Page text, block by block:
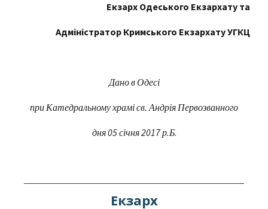
Екзарх Одеського Екзархату та
Адміністратор Кримського Екзархату УГКЦ
Дано в Одесі
при Катедральному храмі св. Андрія Первозванного
дня 05 січня 2017 р.Б.
Екзарх